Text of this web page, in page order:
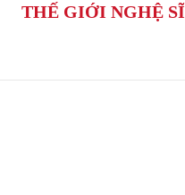
THẾ GIỚI NGHỆ SĨ